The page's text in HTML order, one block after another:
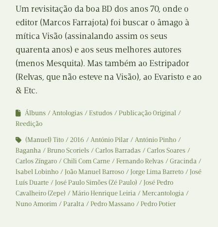
Um revisitação da boa BD dos anos 70, onde o
editor (Marcos Farrajota) foi buscar o âmago à
mítica Visão (assinalando assim os seus
quarenta anos) e aos seus melhores autores
(menos Mesquita). Mas também ao Estripador
(Relvas, que não esteve na Visão), ao Evaristo e ao
& Etc.
Álbuns Antologias Estudos
Publicação Original
Reedição
(Manuel) Tito
2016 António Pilar
António Pinho
Baganha
Bruno Scoriels Carlos Barradas
Carlos Soares
Carlos Zíngaro
Chili Com Carne Fernando Relvas
Gracinda
Isabel Lobinho
João Manuel Barroso Jorge Lima Barreto
José
Luís Duarte
José Paulo Simões (Zé Paulo)
José Pedro
Cavalheiro (Zepe)
Mário Henrique Leiria
Mercantologia
Nuno Amorim
Paralta Pedro Massano Pedro Potier